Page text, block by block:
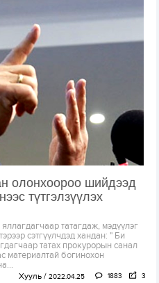
олонхоороо шийдээд
түтгэлзүүлэх
татагдаж, мэдүүлэг
сэтгүүлчдэд хандан: " Би
татах прокурорын санал
материалтай богинохон
Хууль 2022.04.25 1883 3